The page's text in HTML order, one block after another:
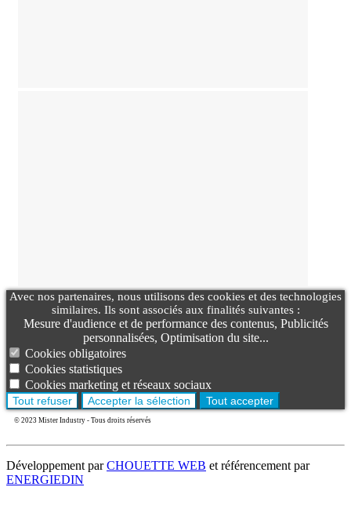
Avec nos partenaires, nous utilisons des cookies et des technologies
similaires. Ils sont associés aux finalités suivantes :
Mesure d'audience et de performance des contenus, Publicités
personnalisées, Optimisation du site...
Cookies obligatoires
Cookies statistiques
Cookies marketing et réseaux sociaux
Tout refuser Accepter la sélection Tout accepter
© 2023 Mister Industry - Tous droits réservés
Développement parCHOUETTE WEB et référencement par
ENERGIEDIN